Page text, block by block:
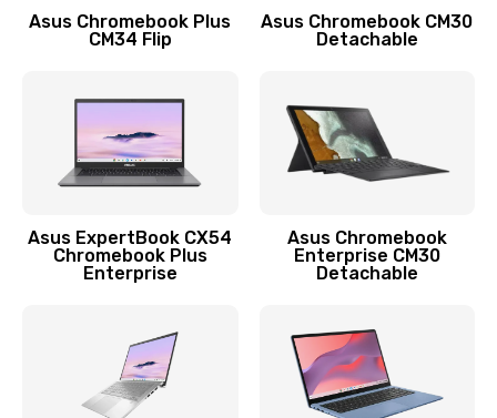
Замена аккумулятора
890 руб.
Заказать
Asus Chromebook Plus
CM34 Flip
Asus Chromebook CM30
Detachable
Asus ExpertBook CX54
Chromebook Plus
Enterprise
Asus Chromebook
Enterprise CM30
Detachable